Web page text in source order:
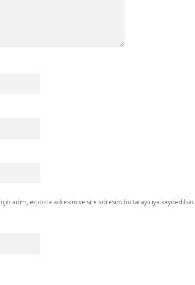
adım, e-posta adresim ve site adresim bu tarayıcıya kaydedilsin.